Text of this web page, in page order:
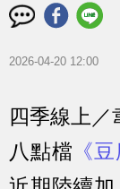
2026-04-20 12:00
四季線上／
八點檔 《